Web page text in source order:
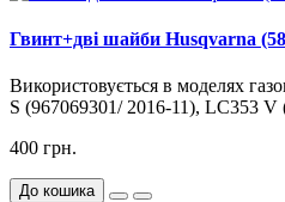
Гвинт+дві шайби Husqvarna
Використовується в моделях
S (967069301/ 2016-11), LC353 V
400 грн.
До кошика